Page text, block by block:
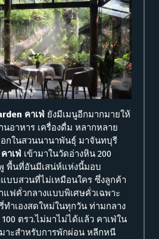
คาเฟ่ ยังมีเมนูอีกมากมายให้
อาหาร เครื่องดื่ม หลากหลาย
กในสวนนานาพันธุ์ มาจันทบุรี
คาเฟ่ เข้ามาในวัดอ่างหิน 200
พื้นที่อันมีเสน่ห์แห่งนี้มอบ
บบสวนที่ไม่เหมือนใคร ซึ่งลูกค้า
แฟคั่วกลางแบบพิเศษคั่วเฉพาะ
ทำเองสดใหม่ในทุกวัน ท่ามกลาง
ตรว.ไม่มาไม่ได้แล้ว คาเฟ่ใน
าะสำหรับการพักผ่อน หลีกหนี